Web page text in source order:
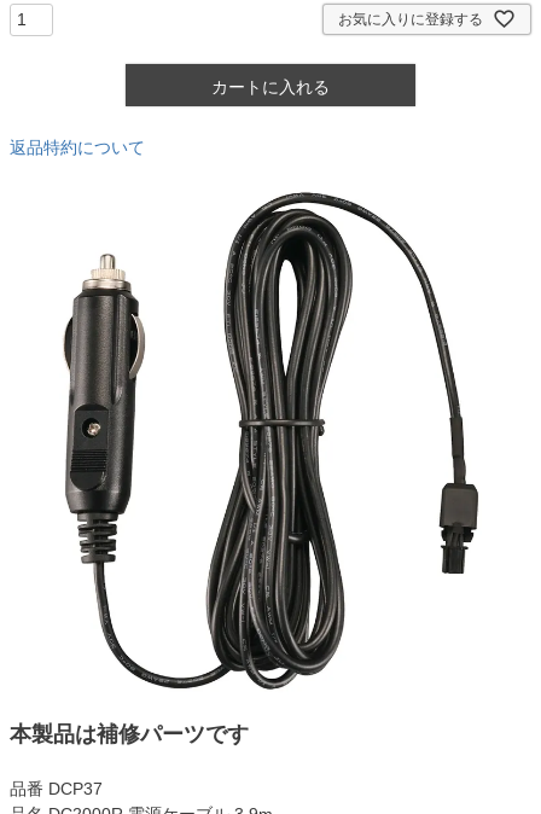
お気に入りに登録する
カートに入れる
返品特約について
本製品は補修パーツです
品番 DCP37